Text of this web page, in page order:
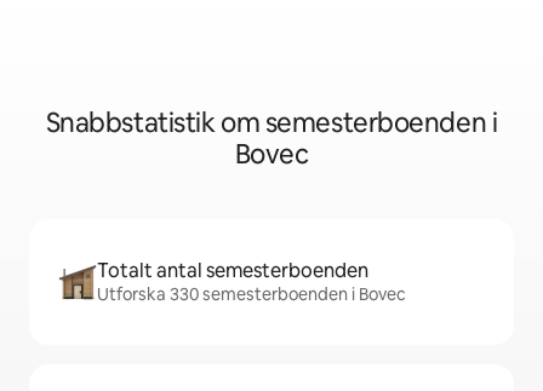
Snabbstatistik om semesterboenden i
Bovec
Totalt antal semesterboenden
Utforska 330 semesterboenden i Bovec